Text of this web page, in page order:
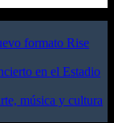
formato Rise
en el Estadio
música y cultura